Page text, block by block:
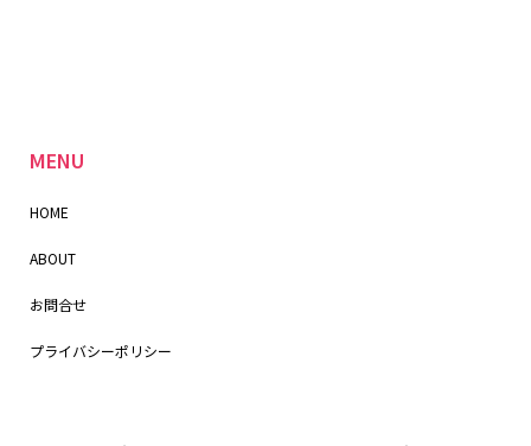
MENU
HOME
ABOUT
お問合せ
プライバシーポリシー